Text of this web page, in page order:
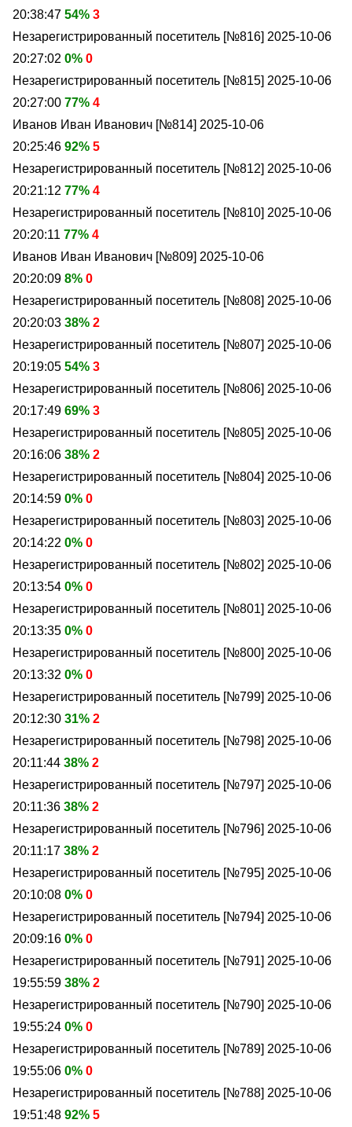
20:38:47 54% 3
Незарегистрированный посетитель [№816] 2025-10-06
20:27:02 0% 0
Незарегистрированный посетитель [№815] 2025-10-06
20:27:00 77% 4
Иванов Иван Иванович [№814] 2025-10-06
20:25:46 92% 5
Незарегистрированный посетитель [№812] 2025-10-06
20:21:12 77% 4
Незарегистрированный посетитель [№810] 2025-10-06
20:20:11 77% 4
Иванов Иван Иванович [№809] 2025-10-06
20:20:09 8% 0
Незарегистрированный посетитель [№808] 2025-10-06
20:20:03 38% 2
Незарегистрированный посетитель [№807] 2025-10-06
20:19:05 54% 3
Незарегистрированный посетитель [№806] 2025-10-06
20:17:49 69% 3
Незарегистрированный посетитель [№805] 2025-10-06
20:16:06 38% 2
Незарегистрированный посетитель [№804] 2025-10-06
20:14:59 0% 0
Незарегистрированный посетитель [№803] 2025-10-06
20:14:22 0% 0
Незарегистрированный посетитель [№802] 2025-10-06
20:13:54 0% 0
Незарегистрированный посетитель [№801] 2025-10-06
20:13:35 0% 0
Незарегистрированный посетитель [№800] 2025-10-06
20:13:32 0% 0
Незарегистрированный посетитель [№799] 2025-10-06
20:12:30 31% 2
Незарегистрированный посетитель [№798] 2025-10-06
20:11:44 38% 2
Незарегистрированный посетитель [№797] 2025-10-06
20:11:36 38% 2
Незарегистрированный посетитель [№796] 2025-10-06
20:11:17 38% 2
Незарегистрированный посетитель [№795] 2025-10-06
20:10:08 0% 0
Незарегистрированный посетитель [№794] 2025-10-06
20:09:16 0% 0
Незарегистрированный посетитель [№791] 2025-10-06
19:55:59 38% 2
Незарегистрированный посетитель [№790] 2025-10-06
19:55:24 0% 0
Незарегистрированный посетитель [№789] 2025-10-06
19:55:06 0% 0
Незарегистрированный посетитель [№788] 2025-10-06
19:51:48 92% 5